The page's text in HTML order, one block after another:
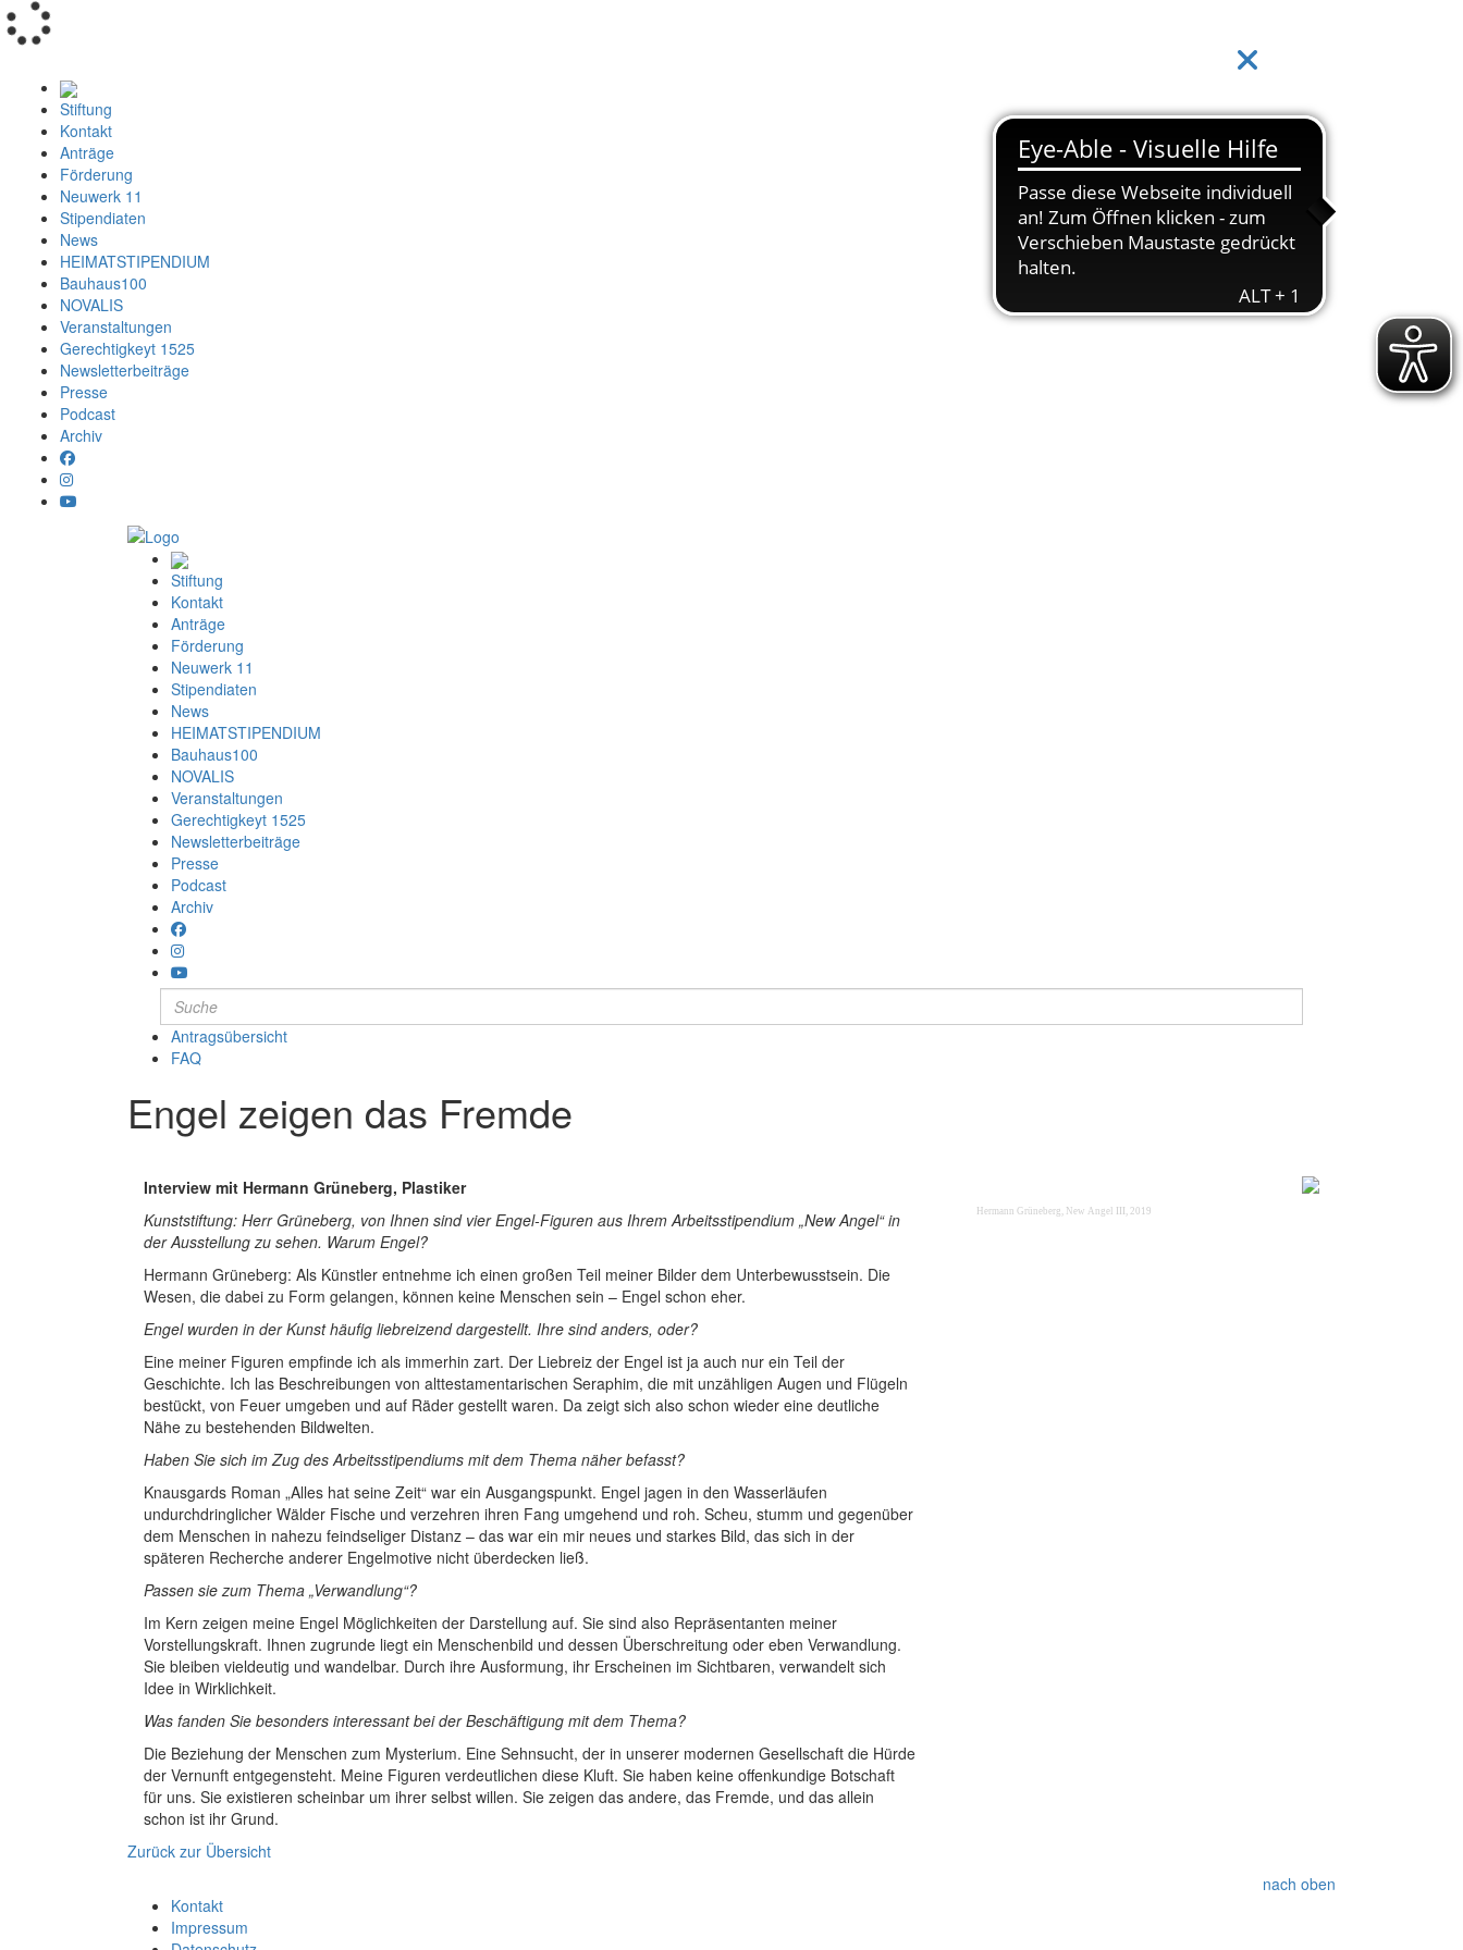
Stiftung
Kontakt
Anträge
Förderung
Neuwerk 11
Stipendiaten
News
HEIMATSTIPENDIUM
Bauhaus100
NOVALIS
Veranstaltungen
Gerechtigkeyt 1525
Newsletterbeiträge
Presse
Podcast
Archiv
Stiftung
Kontakt
Anträge
Förderung
Neuwerk 11
Stipendiaten
News
HEIMATSTIPENDIUM
Bauhaus100
NOVALIS
Veranstaltungen
Gerechtigkeyt 1525
Newsletterbeiträge
Presse
Podcast
Archiv
Antragsübersicht
FAQ
Engel zeigen das Fremde
Interview mit Hermann Grüneberg, Plastiker
Kunststiftung: Herr Grüneberg, von Ihnen sind vier Engel-Figuren aus Ihrem Arbeitsstipendium „New Angel“ in
der Ausstellung zu sehen. Warum Engel?
Hermann Grüneberg: Als Künstler entnehme ich einen großen Teil meiner Bilder dem Unterbewusstsein. Die
Wesen, die dabei zu Form gelangen, können keine Menschen sein – Engel schon eher.
Engel wurden in der Kunst häufig liebreizend dargestellt. Ihre sind anders, oder?
Eine meiner Figuren empfinde ich als immerhin zart. Der Liebreiz der Engel ist ja auch nur ein Teil der
Geschichte. Ich las Beschreibungen von alttestamentarischen Seraphim, die mit unzähligen Augen und Flügeln
bestückt, von Feuer umgeben und auf Räder gestellt waren. Da zeigt sich also schon wieder eine deutliche
Nähe zu bestehenden Bildwelten.
Haben Sie sich im Zug des Arbeitsstipendiums mit dem Thema näher befasst?
Knausgards Roman „Alles hat seine Zeit“ war ein Ausgangspunkt. Engel jagen in den Wasserläufen
undurchdringlicher Wälder Fische und verzehren ihren Fang umgehend und roh. Scheu, stumm und gegenüber
dem Menschen in nahezu feindseliger Distanz – das war ein mir neues und starkes Bild, das sich in der
späteren Recherche anderer Engelmotive nicht überdecken ließ.
Passen sie zum Thema „Verwandlung“?
Im Kern zeigen meine Engel Möglichkeiten der Darstellung auf. Sie sind also Repräsentanten meiner
Vorstellungskraft. Ihnen zugrunde liegt ein Menschenbild und dessen Überschreitung oder eben Verwandlung.
Sie bleiben vieldeutig und wandelbar. Durch ihre Ausformung, ihr Erscheinen im Sichtbaren, verwandelt sich
Idee in Wirklichkeit.
Was fanden Sie besonders interessant bei der Beschäftigung mit dem Thema?
Die Beziehung der Menschen zum Mysterium. Eine Sehnsucht, der in unserer modernen Gesellschaft die Hürde
der Vernunft entgegensteht. Meine Figuren verdeutlichen diese Kluft. Sie haben keine offenkundige Botschaft
für uns. Sie existieren scheinbar um ihrer selbst willen. Sie zeigen das andere, das Fremde, und das allein
schon ist ihr Grund.
Hermann Grüneberg, New Angel III, 2019
Zurück zur Übersicht
nach oben
Kontakt
Impressum